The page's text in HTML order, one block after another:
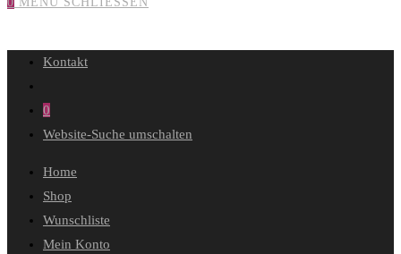
Kontakt
0
Website-Suche umschalten
Home
Shop
Wunschliste
Mein Konto